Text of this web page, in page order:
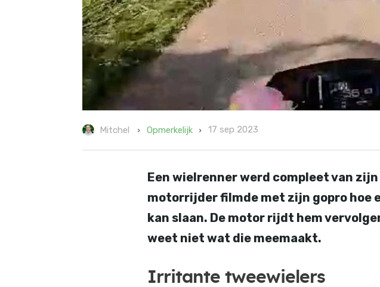
Mitchel Opmerkelijk 17 sep 2023
Een wielrenner werd compleet van
motorrijder filmde met zijn gopro hoe
kan slaan. De motor rijdt hem
weet niet wat die meemaakt.
Irritante tweewielers